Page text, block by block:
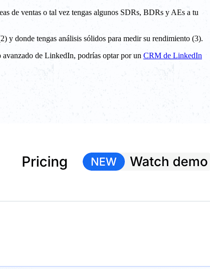
de ventas o tal vez tengas algunos SDRs, BDRs y AEs a tu
y donde tengas análisis sólidos para medir su rendimiento (3).
avanzado de LinkedIn, podrías optar por un CRM de LinkedIn